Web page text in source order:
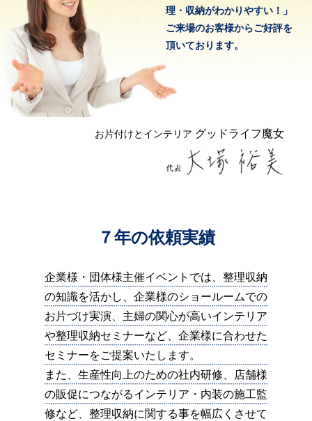
理・収納がわかりやすい！」
ご来場のお客様からご好評を
頂いております。
お片付けとインテリア グッドライフ魔女
７年の依頼実績
企業様・団体様主催イベントでは、整理収納
の知識を活かし、企業様のショールームでの
お片づけ実演、主婦の関心が高いインテリア
や整理収納セミナーなど、企業様に合わせた
セミナーをご提案いたします。
また、生産性向上のための社内研修、店舗様
の販促につながるインテリア・内装の施工監
修など、整理収納に関する事を幅広くさせて